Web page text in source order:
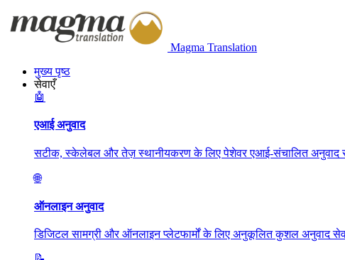
Magma Translation
मुख्य पृष्ठ
सेवाएँ
🤖
एआई अनुवाद
सटीक, स्केलेबल और तेज़ स्थानीयकरण के लिए पेशेवर एआई-संचालित अनुवाद
🌐
ऑनलाइन अनुवाद
डिजिटल सामग्री और ऑनलाइन प्लेटफार्मों के लिए अनुकूलित कुशल अनुवाद